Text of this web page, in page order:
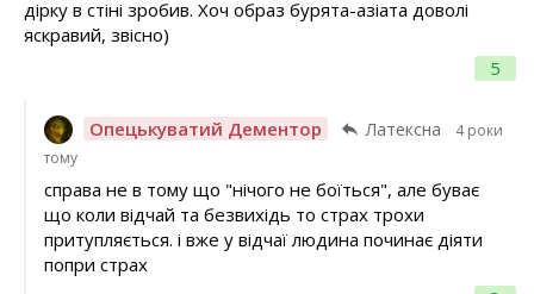
5
дірку в стіні зробив. Хоч образ бурята-азіата доволі
яскравий, звісно)
Опецькуватий Дементор Латексна
4 роки
тому
справа не в тому що "нічого не боїться", але буває
що коли відчай та безвихідь то страх трохи
притупляється. і вже у відчаї людина починає діяти
попри страх